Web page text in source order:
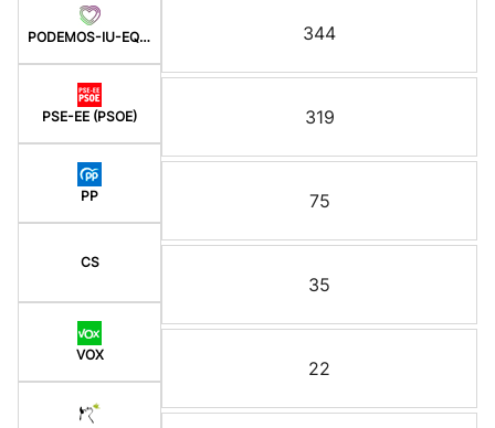
PODEMOS-IU-EQUO BERD
PSE-EE (PSOE)
PP
CS
VOX
344
319
75
35
22